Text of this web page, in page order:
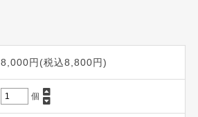
8,000円(税込8,800円)
個